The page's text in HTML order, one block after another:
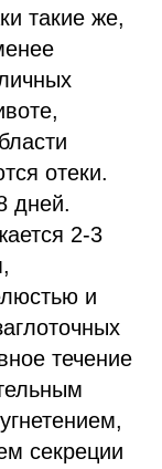
такие же,
отеки.
дней.
2-3
и
течение
секреции